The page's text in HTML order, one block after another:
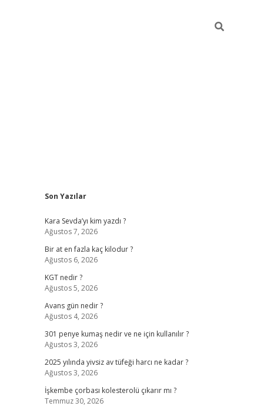
Sidebar
Son Yazılar
Kara Sevda’yı kim yazdı ?
Ağustos 7, 2026
Bir at en fazla kaç kilodur ?
Ağustos 6, 2026
KGT nedir ?
Ağustos 5, 2026
Avans gün nedir ?
Ağustos 4, 2026
301 penye kumaş nedir ve ne için kullanılır ?
Ağustos 3, 2026
2025 yılında yivsiz av tüfeği harcı ne kadar ?
Ağustos 3, 2026
İşkembe çorbası kolesterolü çıkarır mı ?
Temmuz 30, 2026